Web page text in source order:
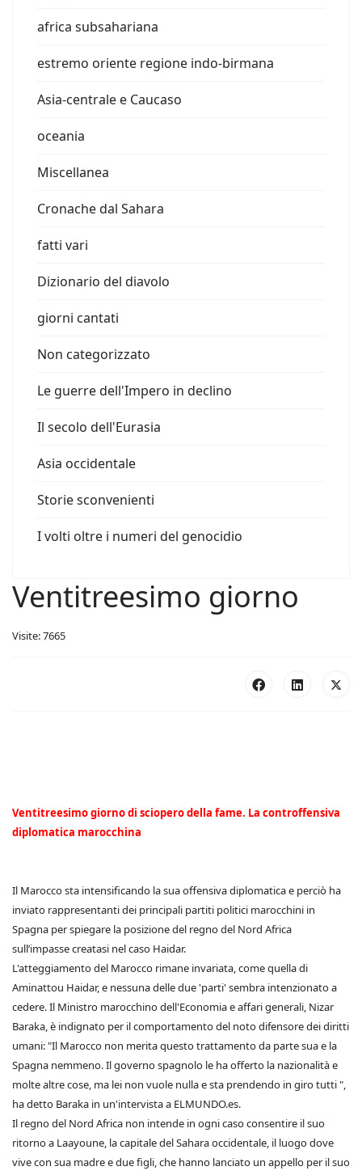
africa subsahariana
estremo oriente regione indo-birmana
Asia-centrale e Caucaso
oceania
Miscellanea
Cronache dal Sahara
fatti vari
Dizionario del diavolo
giorni cantati
Non categorizzato
Le guerre dell'Impero in declino
Il secolo dell'Eurasia
Asia occidentale
Storie sconvenienti
I volti oltre i numeri del genocidio
Ventitreesimo giorno
Visite: 7665
Ventitreesimo giorno di sciopero della fame. La controffensiva
diplomatica marocchina
Il Marocco sta intensificando la sua offensiva diplomatica e perciò ha
inviato rappresentanti dei principali partiti politici marocchini in
Spagna per spiegare la posizione del regno del Nord Africa
sull’impasse creatasi nel caso Haidar.
L'atteggiamento del Marocco rimane invariata, come quella di
Aminattou Haidar, e nessuna delle due 'parti' sembra intenzionato a
cedere. Il Ministro marocchino dell'Economia e affari generali, Nizar
Baraka, è indignato per il comportamento del noto difensore dei diritti
umani: "Il Marocco non merita questo trattamento da parte sua e la
Spagna nemmeno. Il governo spagnolo le ha offerto la nazionalità e
molte altre cose, ma lei non vuole nulla e sta prendendo in giro tutti ",
ha detto Baraka in un'intervista a ELMUNDO.es.
Il regno del Nord Africa non intende in ogni caso consentire il suo
ritorno a Laayoune, la capitale del Sahara occidentale, il luogo dove
vive con sua madre e due figli, che hanno lanciato un appello per il suo